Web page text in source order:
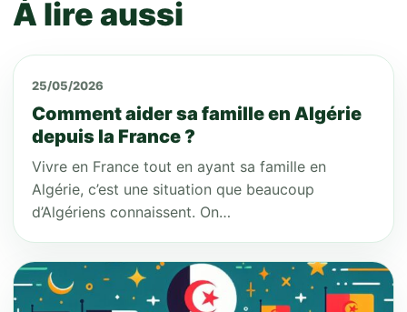
À lire aussi
25/05/2026
Comment aider sa famille en Algérie
depuis la France ?
Vivre en France tout en ayant sa famille en
Algérie, c’est une situation que beaucoup
d’Algériens connaissent. On…